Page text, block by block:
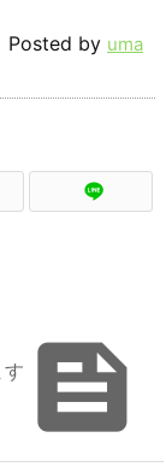
Posted by uma
